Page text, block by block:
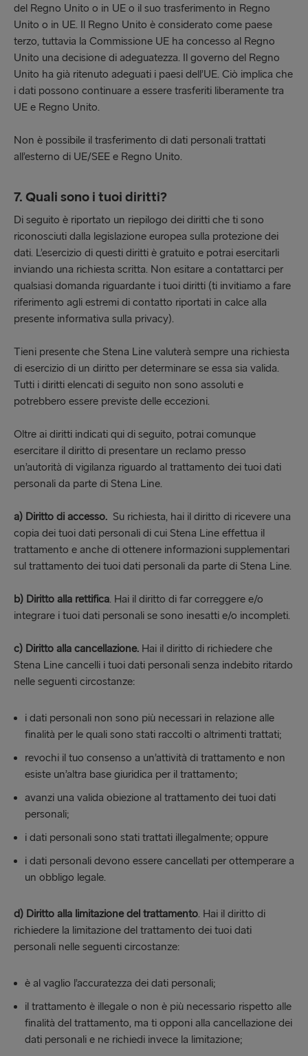
del Regno Unito o in UE o il suo trasferimento in Regno
Unito o in UE. Il Regno Unito è considerato come paese
terzo, tuttavia la Commissione UE ha concesso al Regno
Unito una decisione di adeguatezza. Il governo del Regno
Unito ha già ritenuto adeguati i paesi dell’UE. Ciò implica che
i dati possono continuare a essere trasferiti liberamente tra
UE e Regno Unito.
Non è possibile il trasferimento di dati personali trattati
all’esterno di UE/SEE e Regno Unito.
7. Quali sono i tuoi diritti?
Di seguito è riportato un riepilogo dei diritti che ti sono
riconosciuti dalla legislazione europea sulla protezione dei
dati. L’esercizio di questi diritti è gratuito e potrai esercitarli
inviando una richiesta scritta. Non esitare a contattarci per
qualsiasi domanda riguardante i tuoi diritti (ti invitiamo a fare
riferimento agli estremi di contatto riportati in calce alla
presente informativa sulla privacy).
Tieni presente che Stena Line valuterà sempre una richiesta
di esercizio di un diritto per determinare se essa sia valida.
Tutti i diritti elencati di seguito non sono assoluti e
potrebbero essere previste delle eccezioni.
Oltre ai diritti indicati qui di seguito, potrai comunque
esercitare il diritto di presentare un reclamo presso
un’autorità di vigilanza riguardo al trattamento dei tuoi dati
personali da parte di Stena Line.
a) Diritto di accesso. Su richiesta, hai il diritto di ricevere una
copia dei tuoi dati personali di cui Stena Line effettua il
trattamento e anche di ottenere informazioni supplementari
sul trattamento dei tuoi dati personali da parte di Stena Line.
b) Diritto alla rettifica. Hai il diritto di far correggere e/o
integrare i tuoi dati personali se sono inesatti e/o incompleti.
c) Diritto alla cancellazione. Hai il diritto di richiedere che
Stena Line cancelli i tuoi dati personali senza indebito ritardo
nelle seguenti circostanze:
i dati personali non sono più necessari in relazione alle
finalità per le quali sono stati raccolti o altrimenti trattati;
revochi il tuo consenso a un’attività di trattamento e non
esiste un’altra base giuridica per il trattamento;
avanzi una valida obiezione al trattamento dei tuoi dati
personali;
i dati personali sono stati trattati illegalmente; oppure
i dati personali devono essere cancellati per ottemperare a
un obbligo legale.
d) Diritto alla limitazione del trattamento. Hai il diritto di
richiedere la limitazione del trattamento dei tuoi dati
personali nelle seguenti circostanze:
è al vaglio l’accuratezza dei dati personali;
il trattamento è illegale o non è più necessario rispetto alle
finalità del trattamento, ma ti opponi alla cancellazione dei
dati personali e ne richiedi invece la limitazione;